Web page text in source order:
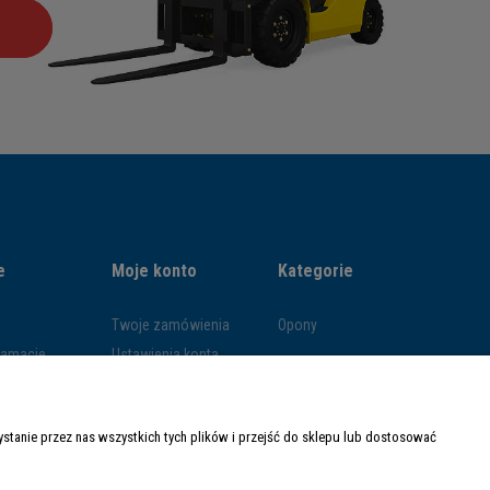
dostawy
Moje konto
Twoje zamówienia
Ustawienia konta
Kategorie
Opony
przez nas wszystkich tych plików i przejść do sklepu lub dostosować